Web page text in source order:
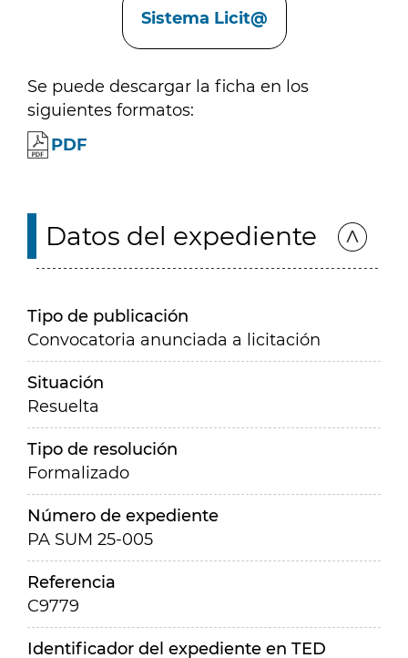
Sistema Licit@
Se puede descargar la ficha en los
siguientes formatos:
PDF
Datos del expediente
Tipo de publicación
Convocatoria anunciada a licitación
Situación
Resuelta
Tipo de resolución
Formalizado
Número de expediente
PA SUM 25-005
Referencia
C9779
Identificador del expediente en TED